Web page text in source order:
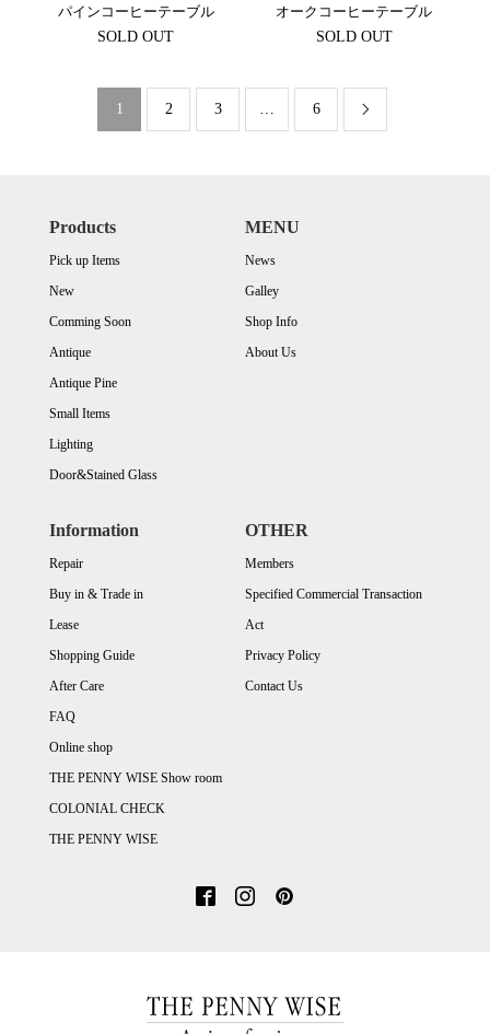
パインコーヒーテーブル
SOLD OUT
オークコーヒーテーブル
SOLD OUT
1 2 3 … 6 
Products
Pick up Items
New
Comming Soon
Antique
Antique Pine
Small Items
Lighting
Door&Stained Glass
MENU
News
Galley
Shop Info
About Us
Information
Repair
Buy in & Trade in
Lease
Shopping Guide
After Care
FAQ
Online shop
THE PENNY WISE Show room
COLONIAL CHECK
THE PENNY WISE
OTHER
Members
Specified Commercial Transaction
Act
Privacy Policy
Contact Us